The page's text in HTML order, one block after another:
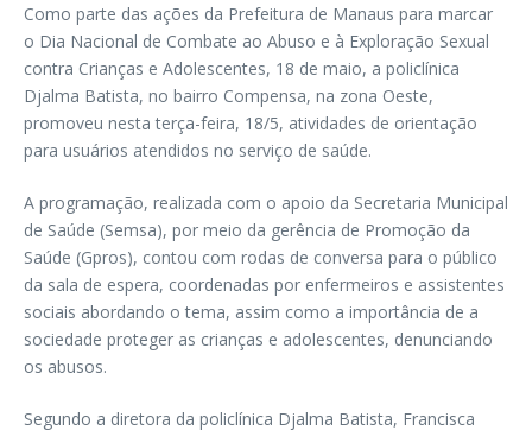
Como parte das ações da Prefeitura de Manaus para marcar
o Dia Nacional de Combate ao Abuso e à Exploração Sexual
contra Crianças e Adolescentes, 18 de maio, a policlínica
Djalma Batista, no bairro Compensa, na zona Oeste,
promoveu nesta terça-feira, 18/5, atividades de orientação
para usuários atendidos no serviço de saúde.
A programação, realizada com o apoio da Secretaria Municipal
de Saúde (Semsa), por meio da gerência de Promoção da
Saúde (Gpros), contou com rodas de conversa para o público
da sala de espera, coordenadas por enfermeiros e assistentes
sociais abordando o tema, assim como a importância de a
sociedade proteger as crianças e adolescentes, denunciando
os abusos.
Segundo a diretora da policlínica Djalma Batista, Francisca